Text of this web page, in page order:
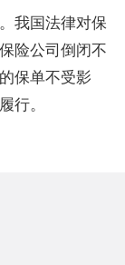
我国法律对保
险公司倒闭不
保单不受影
行。